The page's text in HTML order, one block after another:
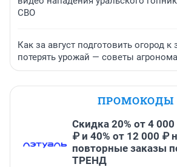
СВО
Как за август подготовить огород к
потерять урожай — советы агронома
ПРОМОКОДЫ
Скидка 20% от 4
₽ и 40% от 12 000 ₽
повторные заказы
ТРЕНД